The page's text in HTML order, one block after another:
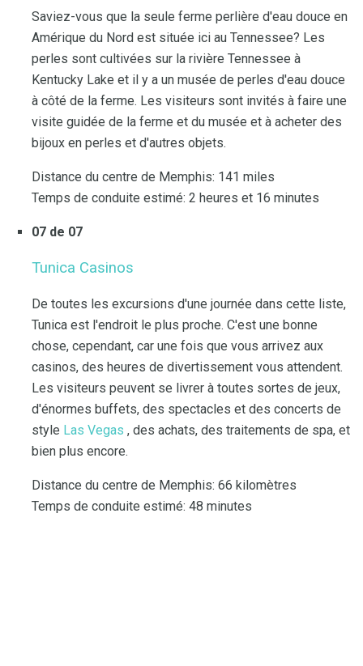
Saviez-vous que la seule ferme perlière d'eau douce en
Amérique du Nord est située ici au Tennessee? Les
perles sont cultivées sur la rivière Tennessee à
Kentucky Lake et il y a un musée de perles d'eau douce
à côté de la ferme. Les visiteurs sont invités à faire une
visite guidée de la ferme et du musée et à acheter des
bijoux en perles et d'autres objets.
Distance du centre de Memphis: 141 miles
Temps de conduite estimé: 2 heures et 16 minutes
07 de 07
Tunica Casinos
De toutes les excursions d'une journée dans cette liste,
Tunica est l'endroit le plus proche. C'est une bonne
chose, cependant, car une fois que vous arrivez aux
casinos, des heures de divertissement vous attendent.
Les visiteurs peuvent se livrer à toutes sortes de jeux,
d'énormes buffets, des spectacles et des concerts de
style Las Vegas , des achats, des traitements de spa, et
bien plus encore.
Distance du centre de Memphis: 66 kilomètres
Temps de conduite estimé: 48 minutes